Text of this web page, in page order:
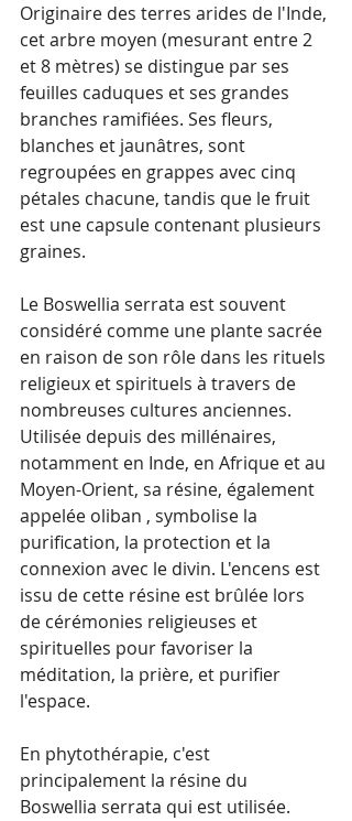
Originaire des terres arides de l'Inde,
cet arbre moyen (mesurant entre 2
et 8 mètres) se distingue par ses
feuilles caduques et ses grandes
branches ramifiées. Ses fleurs,
blanches et jaunâtres, sont
regroupées en grappes avec cinq
pétales chacune, tandis que le fruit
est une capsule contenant plusieurs
graines.
Le Boswellia serrata est souvent
considéré comme une plante sacrée
en raison de son rôle dans les rituels
religieux et spirituels à travers de
nombreuses cultures anciennes.
Utilisée depuis des millénaires,
notamment en Inde, en Afrique et au
Moyen-Orient, sa résine, également
appelée oliban , symbolise la
purification, la protection et la
connexion avec le divin. L'encens est
issu de cette résine est brûlée lors
de cérémonies religieuses et
spirituelles pour favoriser la
méditation, la prière, et purifier
l'espace.
En phytothérapie, c'est
principalement la résine du
Boswellia serrata qui est utilisée.